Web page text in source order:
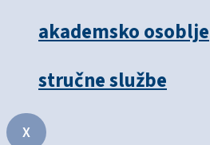
akademsko osoblje
stručne službe
X